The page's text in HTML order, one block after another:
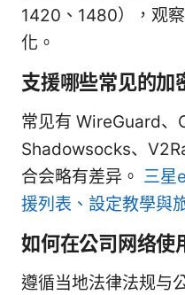
1420、1480），观
化。
支援哪些常见的加
常见有 WireGuard、
Shadowsocks、
合会略有差异。 三星
援列表、設定教學與
如何在公司网络使
遵循当地法律法规与